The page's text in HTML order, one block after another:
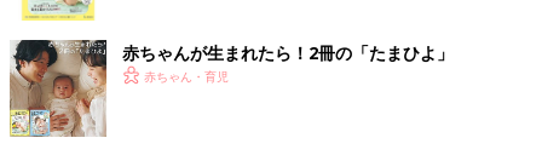
赤ちゃんが生まれたら！2冊の「たまひよ」
赤ちゃん・育児